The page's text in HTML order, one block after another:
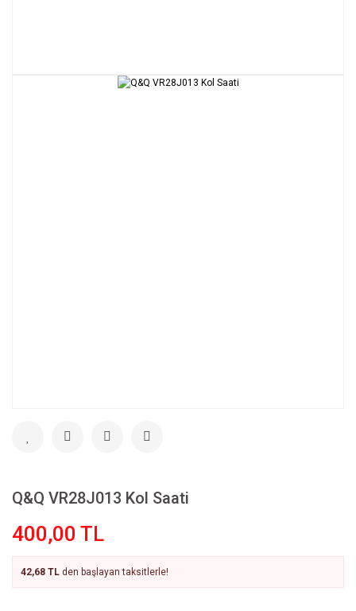
Q&Q VR28J013 Kol Saati
400,00 TL
42,68 TL den başlayan taksitlerle!